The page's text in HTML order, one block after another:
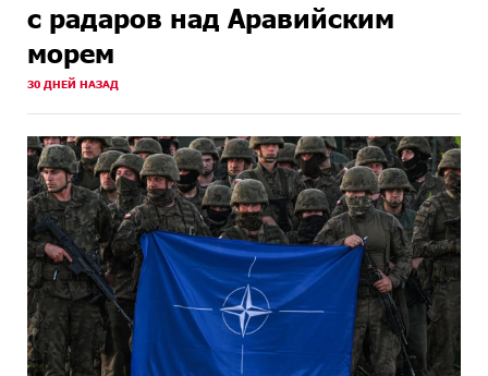
с радаров над Аравийским
морем
30 ДНЕЙ НАЗАД